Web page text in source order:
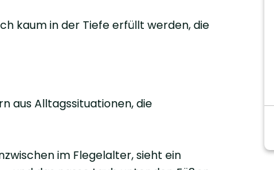
kaum in der Tiefe erfüllt werden, die
aus Alltagssituationen, die
im Flegelalter, sieht ein